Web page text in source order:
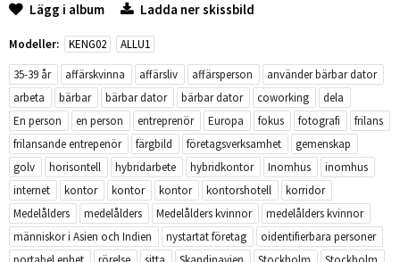
Lägg i album Ladda ner skissbild
Modeller: KENG02
ALLU1
35-39 år
affärskvinna affärsliv affärsperson
använder bärbar dator
arbeta
bärbar bärbar dator bärbar dator coworking
dela
En person
en person entreprenör Europa fokus fotografi
frilans
frilansande entrepenör
färgbild företagsverksamhet
gemenskap
golv
horisontell hybridarbete hybridkontor Inomhus
inomhus
internet
kontor kontor kontor kontorshotell
korridor
Medelålders
medelålders Medelålders kvinnor
medelålders kvinnor
människor i Asien och Indien
nystartat företag
oidentifierbara personer